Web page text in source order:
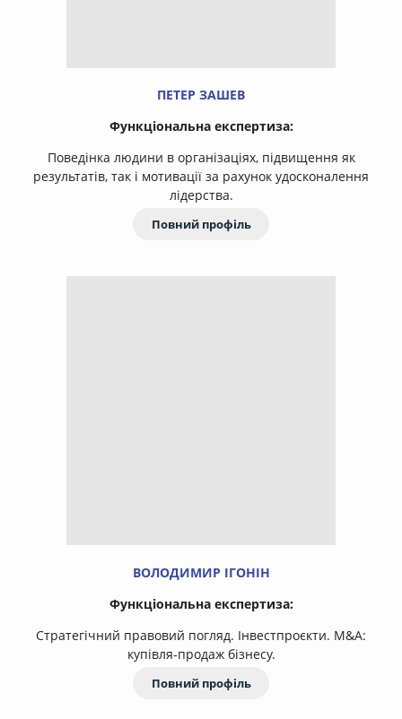
ПЕТЕР ЗАШЕВ
Функціональна експертиза:
Поведінка людини в організаціях, підвищення як
результатів, так і мотивації за рахунок удосконалення
лідерства.
Повний профіль
ВОЛОДИМИР ІГОНІН
Функціональна експертиза:
Стратегічний правовий погляд. Інвестпроєкти. М&A:
купівля-продаж бізнесу.
Повний профіль